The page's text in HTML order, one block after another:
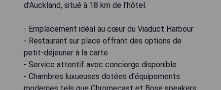
d'Auckland, situé à 18 km de l'hôtel.
- Emplacement idéal au cœur du Viaduct Harbour
- Restaurant sur place offrant des options de
petit-déjeuner à la carte
- Service attentif avec concierge disponible
- Chambres luxueuses dotées d'équipements